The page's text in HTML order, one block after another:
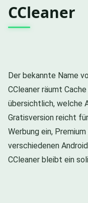
CCleaner
Der bekannte Name
CCleaner räumt
übersichtlich, welche
Gratisversion reicht
Werbung ein,
verschiedenen Android
CCleaner bleibt ein